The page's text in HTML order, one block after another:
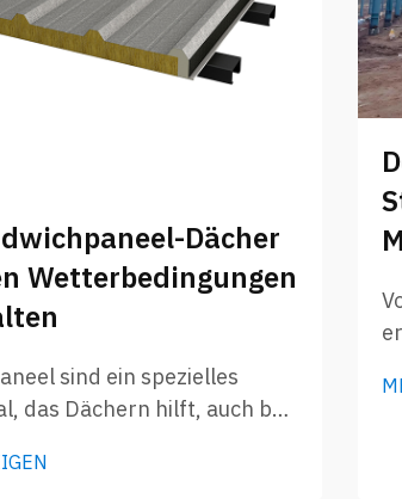
Dächer
Wetterbedingungen
sind ein spezielles
das Dächern hilft, auch bei
bestehen aus zwei